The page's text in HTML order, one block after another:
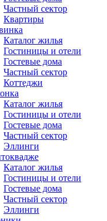
Частный сектор
Квартиры
Каталог жилья
Гостиницы и отели
Гостевые дома
Частный сектор
Коттеджи
Каталог жилья
Гостиницы и отели
Гостевые дома
Частный сектор
Эллинги
Каталог жилья
Гостиницы и отели
Гостевые дома
Частный сектор
Эллинги